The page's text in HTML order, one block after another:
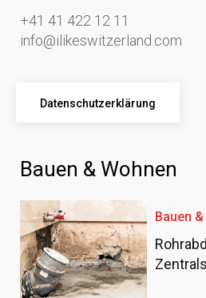
+41 41 422 12 11
info@ilikeswitzerland.com
Datenschutzerklärung
Bauen & Wohnen
Bauen